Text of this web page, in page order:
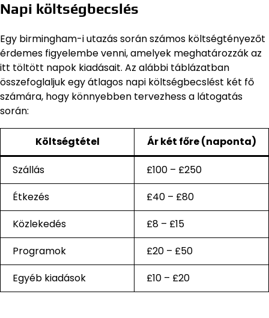
Napi költségbecslés
Egy birmingham-i utazás során számos költségtényezőt
érdemes figyelembe venni, amelyek meghatározzák az
itt töltött napok kiadásait. Az alábbi táblázatban
összefoglaljuk egy átlagos napi költségbecslést két fő
számára, hogy könnyebben tervezhess a látogatás
során:
Költségtétel Ár két főre (naponta)
Szállás
£100 – £250
Étkezés
£40 – £80
Közlekedés
£8 – £15
Programok
£20 – £50
Egyéb kiadások
£10 – £20